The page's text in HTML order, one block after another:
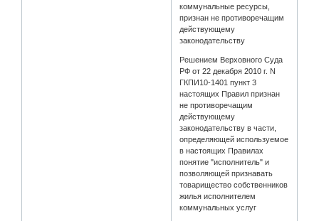
коммунальные ресурсы,
признан не противоречащим
действующему
законодательству
Решением Верховного Суда
РФ от 22 декабря 2010 г. N
ГКПИ10-1401 пункт 3
настоящих Правил признан
не противоречащим
действующему
законодательству в части,
определяющей используемое
в настоящих Правилах
понятие "исполнитель" и
позволяющей признавать
товарищество собственников
жилья исполнителем
коммунальных услуг